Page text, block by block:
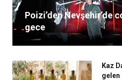
Poizi’den Nevşehir’de
gece
Kaz